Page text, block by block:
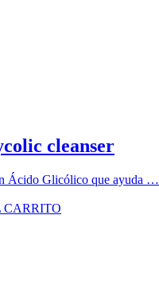
cleanser
Ácido Glicólico que ayuda …